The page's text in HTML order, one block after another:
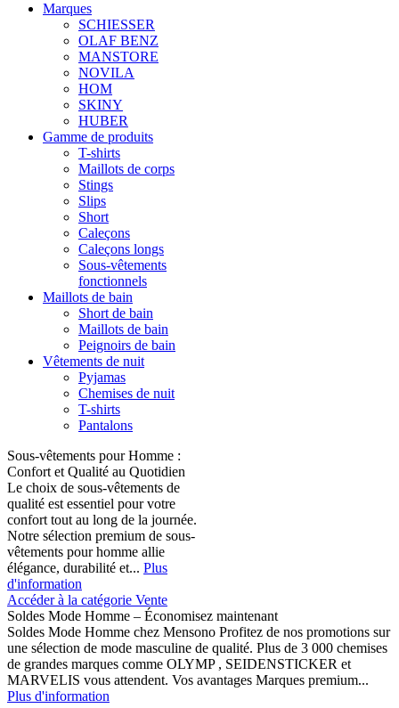
Marques
SCHIESSER
OLAF BENZ
MANSTORE
NOVILA
HOM
SKINY
HUBER
Gamme de produits
T-shirts
Maillots de corps
Stings
Slips
Short
Caleçons
Caleçons longs
Sous-vêtements
fonctionnels
Maillots de bain
Short de bain
Maillots de bain
Peignoirs de bain
Vêtements de nuit
Pyjamas
Chemises de nuit
T-shirts
Pantalons
Sous-vêtements pour Homme :
Confort et Qualité au Quotidien
Le choix de sous-vêtements de
qualité est essentiel pour votre
confort tout au long de la journée.
Notre sélection premium de sous-
vêtements pour homme allie
élégance, durabilité et... Plus
d'information
Accéder à la catégorie Vente
Soldes Mode Homme – Économisez maintenant
Soldes Mode Homme chez Mensono Profitez de nos promotions sur
une sélection de mode masculine de qualité. Plus de 3 000 chemises
de grandes marques comme OLYMP , SEIDENSTICKER et
MARVELIS vous attendent. Vos avantages Marques premium...
Plus d'information